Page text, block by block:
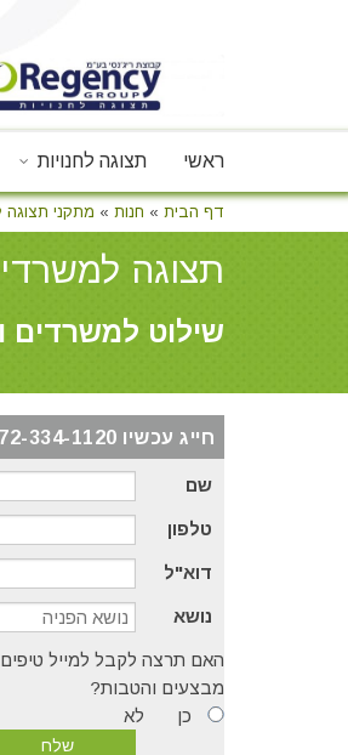
ראשי תצוגה לחנויות
דף הבית » חנות » מתקני
תצוגה
שילוט למשרדים
חייג עכשיו 072-334-1120
שם
טלפון
דוא"ל
נושא
האם תרצה לקבל למייל
מבצעים והטבות?
כן
לא